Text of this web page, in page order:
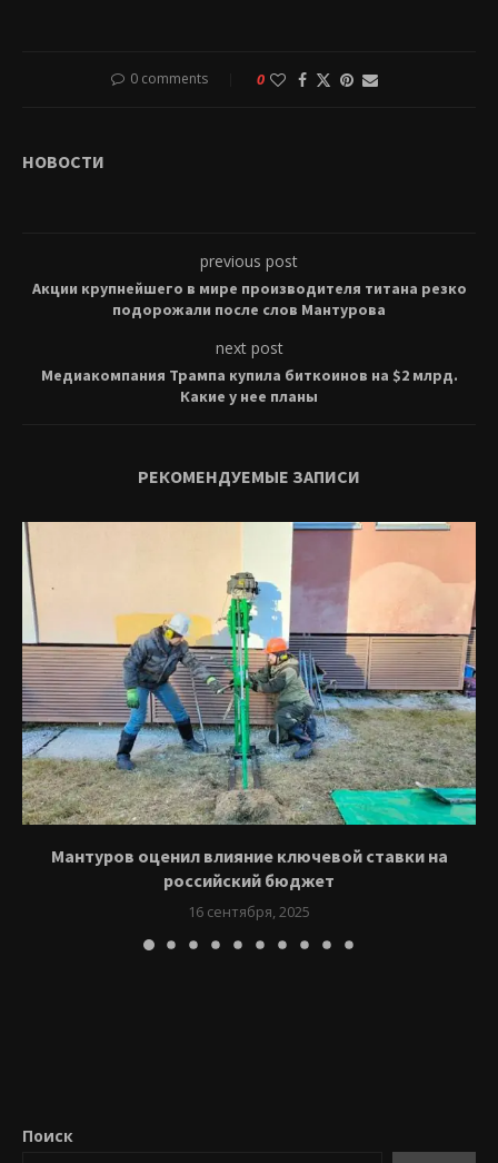
0 comments 0
НОВОСТИ
previous post
Акции крупнейшего в мире производителя титана резко
подорожали после слов Мантурова
next post
Медиакомпания Трампа купила биткоинов на $2 млрд.
Какие у нее планы
РЕКОМЕНДУЕМЫЕ ЗАПИСИ
Мантуров оценил влияние ключевой ставки на
российский бюджет
16 сентября, 2025
Поиск